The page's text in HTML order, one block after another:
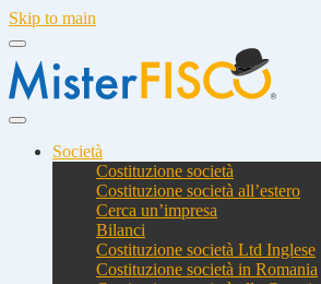
Skip to main
Società
Costituzione società
Costituzione società all’estero
Cerca un’impresa
Bilanci
Costituzione società Ltd Inglese
Costituzione società in Romania